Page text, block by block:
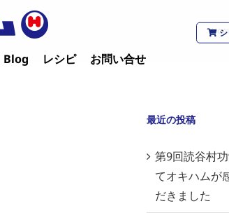
Blog レシピ お問い合せ
最近の投稿
第9回読谷村
てオキハムが
だきました